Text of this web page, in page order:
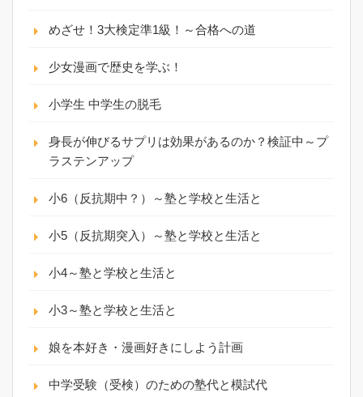
めざせ！3大検定準1級！～合格への道
少女漫画で歴史を学ぶ！
小学生 中学生の脱毛
身長が伸びるサプリは効果があるのか？検証中～プ
ラステンアップ
小6（反抗期中？）～塾と学校と生活と
小5（反抗期突入）～塾と学校と生活と
小4～塾と学校と生活と
小3～塾と学校と生活と
娘を本好き・漫画好きにしよう計画
中学受験（受検）のための塾代と模試代